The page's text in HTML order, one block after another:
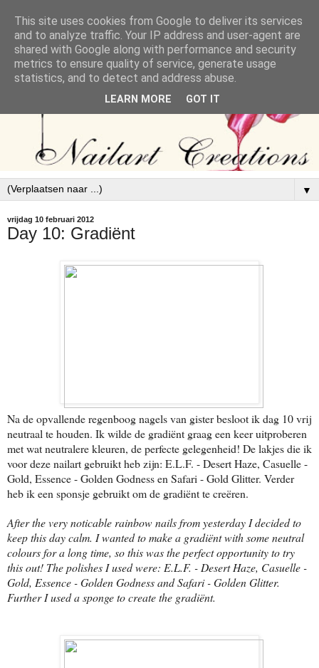
▼
vrijdag 10 februari 2012
Day 10: Gradiënt
Na de opvallende regenboog nagels van gister besloot ik dag 10 vrij
neutraal te houden. Ik wilde de gradiënt graag een keer uitproberen
met wat neutralere kleuren, de perfecte gelegenheid! De lakjes die ik
voor deze nailart gebruikt heb zijn: E.L.F. - Desert Haze, Casuelle -
Gold, Essence - Golden Godness en Safari - Gold Glitter. Verder
heb ik een sponsje gebruikt om de gradiënt te creëren.
After the very noticable rainbow nails from yesterday I decided to
keep this day calm. I wanted to make a gradiënt with some neutral
colours for a long time, so this was the perfect opportunity to try
this out! The polishes I used were: E.L.F. - Desert Haze, Casuelle -
Gold, Essence - Golden Godness and Safari - Golden Glitter.
Further I used a sponge to create the gradiënt.
This site uses cookies from Google to deliver its services
and to analyze traffic. Your IP address and user-agent are
shared with Google along with performance and security
metrics to ensure quality of service, generate usage
statistics, and to detect and address abuse.
LEARN MORE GOT IT